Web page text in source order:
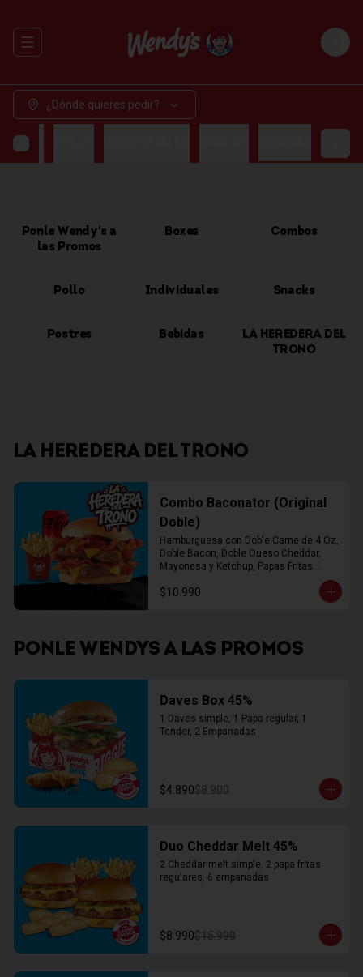
Abrir menu de navegación Login
¿Dónde quieres pedir?
Ponle Wendy's a
las Promos
Boxes Combos
Pollo Individuales Snacks
Postres Bebidas
LA HEREDERA DEL
TRONO
LA HEREDERA DEL TRONO
Combo Baconator (Original
Doble)
Hamburguesa con Doble Carne de 4 Oz,
Doble Bacon, Doble Queso Cheddar,
Mayonesa y Ketchup, Papas Fritas
$10.990
PONLE WENDYS A LAS PROMOS
Daves Box 45%
1 Daves simple, 1 Papa regular, 1
Tender, 2 Empanadas
$4.890$8.900
Duo Cheddar Melt 45%
2 Cheddar melt simple, 2 papa fritas
regulares, 6 empanadas
$8.990$15.990